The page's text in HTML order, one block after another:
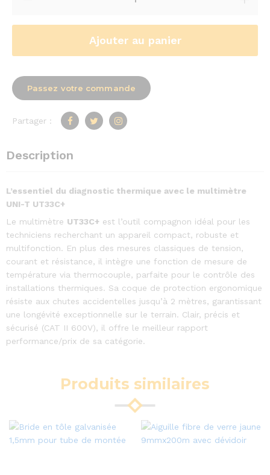
Ajouter au panier
Passez votre commande
Partager :
Description
L’essentiel du diagnostic thermique avec le multimètre
UNI-T UT33C+
Le multimètre UT33C+ est l’outil compagnon idéal pour les
techniciens recherchant un appareil compact, robuste et
multifonction. En plus des mesures classiques de tension,
courant et résistance, il intègre une fonction de mesure de
température via thermocouple, parfaite pour le contrôle des
installations thermiques. Sa coque de protection ergonomique
résiste aux chutes accidentelles jusqu’à 2 mètres, garantissant
une longévité exceptionnelle sur le terrain. Clair, précis et
sécurisé (CAT II 600V), il offre le meilleur rapport
performance/prix de sa catégorie.
Produits similaires